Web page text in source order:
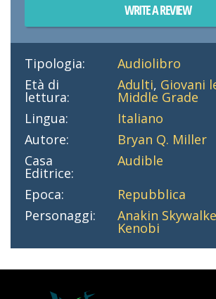
WRITE A REVIEW
Tipologia:
Audiolibro
Età di
lettura:
Adulti, Giovani
Middle Grade
Lingua:
Italiano
Autore:
Bryan Q. Miller
Casa
Editrice:
Audible
Epoca:
Repubblica
Personaggi:
Anakin
Kenobi